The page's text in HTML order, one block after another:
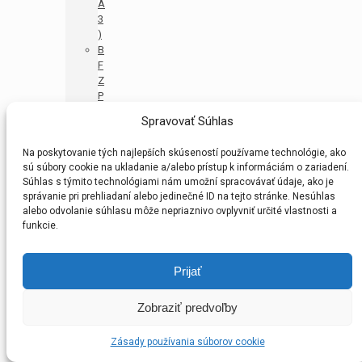
Spravovať Súhlas
Na poskytovanie tých najlepších skúseností používame technológie, ako
sú súbory cookie na ukladanie a/alebo prístup k informáciám o zariadení.
Súhlas s týmito technológiami nám umožní spracovávať údaje, ako je
správanie pri prehliadaní alebo jedinečné ID na tejto stránke. Nesúhlas
alebo odvolanie súhlasu môže nepriaznivo ovplyvniť určité vlastnosti a
funkcie.
Prijať
Zobraziť predvoľby
Zásady používania súborov cookie
A
3
)
B
F
Z
P
r
a
v
k